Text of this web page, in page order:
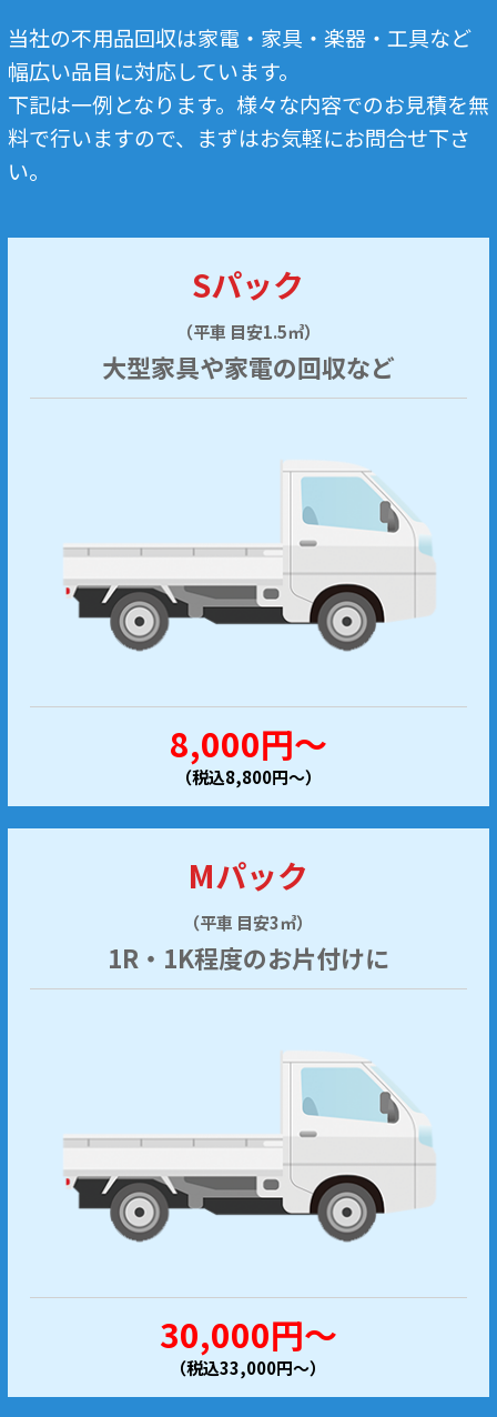
当社の不用品回収は家電・家具・楽器・工具など
幅広い品目に対応しています。
下記は一例となります。様々な内容でのお見積を無
料で行いますので、まずはお気軽にお問合せ下さ
い。
Sパック
（平車 目安1.5㎥）
大型家具や家電の回収など
8,000円～
（税込8,800円～）
Mパック
（平車 目安3㎥）
1R・1K程度のお片付けに
30,000円～
（税込33,000円～）